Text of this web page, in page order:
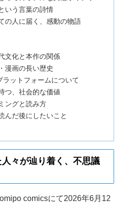
いう言葉の詩情
の人に届く、感動の物語
文化と本作の関係
漫画の長い歴史
ットフォームについて
つ、社会的な価値
ングと読み方
んだ後にしたいこと
々が辿り着く、不思議
comicsにて2026年6月12